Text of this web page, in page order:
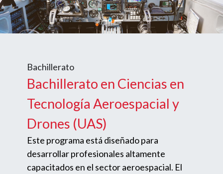
Bachillerato
Bachillerato en Ciencias en
Tecnología Aeroespacial y
Drones (UAS)
Este programa está diseñado para
desarrollar profesionales altamente
capacitados en el sector aeroespacial. El